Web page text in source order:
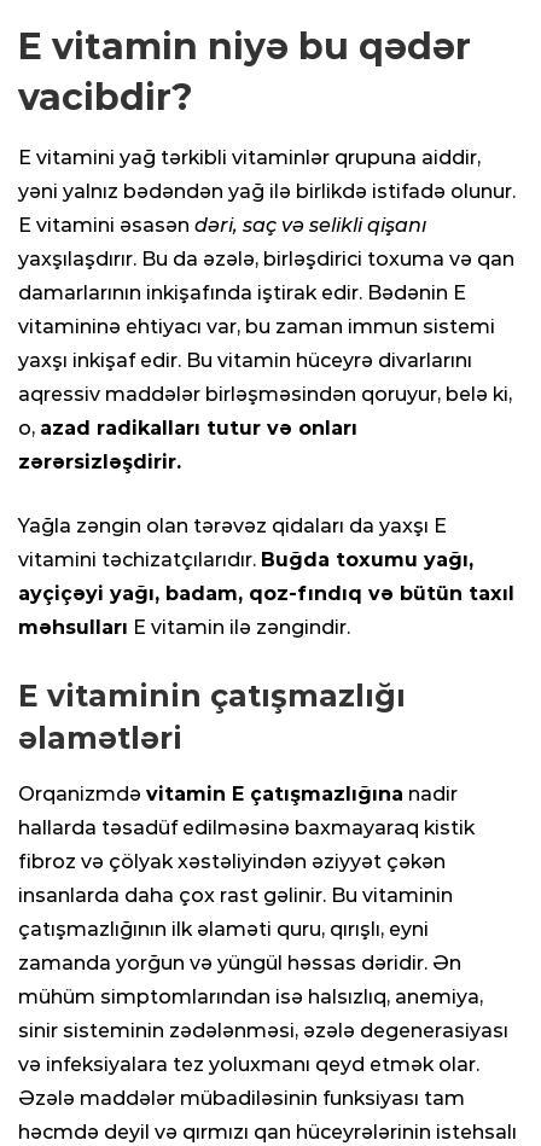
E vitamin niyə bu qədər
vacibdir?
E vitamini yağ tərkibli vitaminlər qrupuna aiddir,
yəni yalnız bədəndən yağ ilə birlikdə istifadə olunur.
E vitamini əsasən dəri, saç və selikli qişanı
yaxşılaşdırır. Bu da əzələ, birləşdirici toxuma və qan
damarlarının inkişafında iştirak edir. Bədənin E
vitamininə ehtiyacı var, bu zaman immun sistemi
yaxşı inkişaf edir. Bu vitamin hüceyrə divarlarını
aqressiv maddələr birləşməsindən qoruyur, belə ki,
o, azad radikalları tutur və onları
zərərsizləşdirir.
Yağla zəngin olan tərəvəz qidaları da yaxşı E
vitamini təchizatçılarıdır. Buğda toxumu yağı,
ayçiçəyi yağı, badam, qoz-fındıq və bütün taxıl
məhsulları E vitamin ilə zəngindir.
E vitaminin çatışmazlığı
əlamətləri
Orqanizmdə vitamin E çatışmazlığına nadir
hallarda təsadüf edilməsinə baxmayaraq kistik
fibroz və çölyak xəstəliyindən əziyyət çəkən
insanlarda daha çox rast gəlinir. Bu vitaminin
çatışmazlığının ilk əlaməti quru, qırışlı, eyni
zamanda yorğun və yüngül həssas dəridir. Ən
mühüm simptomlarından isə halsızlıq, anemiya,
sinir sisteminin zədələnməsi, əzələ degenerasiyası
və infeksiyalara tez yoluxmanı qeyd etmək olar.
Əzələ maddələr mübadiləsinin funksiyası tam
həcmdə deyil və qırmızı qan hüceyrələrinin istehsalı